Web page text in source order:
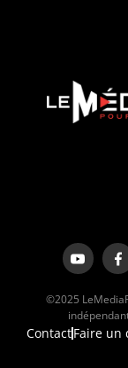
©2025
ContactFaire un